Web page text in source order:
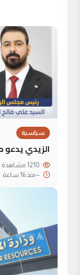
سياسية
الزيدي يدعو
--منذ 16 ساعة